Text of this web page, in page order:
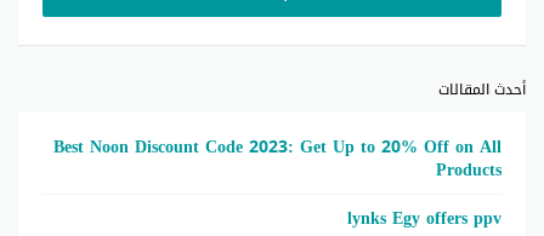
أحدث المقالات
Best Noon Discount Code 2023: Get Up to 20% Off on All
Products
lynks Egy offers ppv